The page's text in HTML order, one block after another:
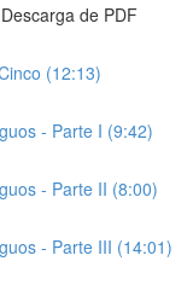
de PDF
(12:13)
- Parte I (9:42)
- Parte II (8:00)
- Parte III (14:01)